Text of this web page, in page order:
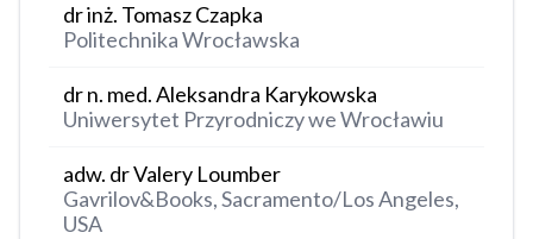
dr inż. Tomasz Czapka
Politechnika Wrocławska
dr n. med. Aleksandra Karykowska
Uniwersytet Przyrodniczy we Wrocławiu
adw. dr Valery Loumber
Gavrilov&Books, Sacramento/Los Angeles,
USA